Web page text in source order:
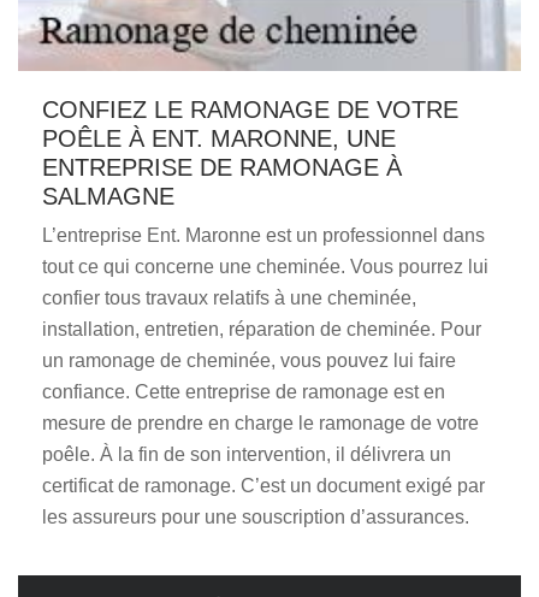
CONFIEZ LE RAMONAGE DE VOTRE
POÊLE À ENT. MARONNE, UNE
ENTREPRISE DE RAMONAGE À
SALMAGNE
L’entreprise Ent. Maronne est un professionnel dans
tout ce qui concerne une cheminée. Vous pourrez lui
confier tous travaux relatifs à une cheminée,
installation, entretien, réparation de cheminée. Pour
un ramonage de cheminée, vous pouvez lui faire
confiance. Cette entreprise de ramonage est en
mesure de prendre en charge le ramonage de votre
poêle. À la fin de son intervention, il délivrera un
certificat de ramonage. C’est un document exigé par
les assureurs pour une souscription d’assurances.